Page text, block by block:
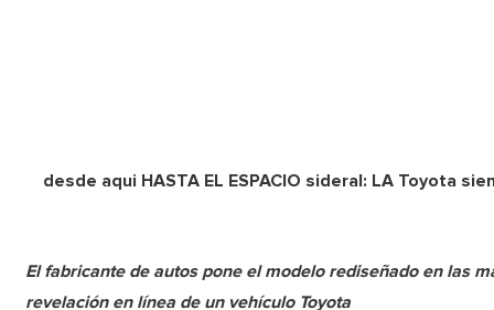
desde aqui HASTA EL ESPACIO sideral: LA Toyota
El fabricante de autos pone el modelo rediseñado en las
revelación en línea de un vehículo Toyota